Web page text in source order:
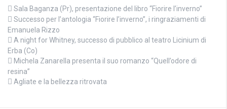
Sala Baganza (Pr), presentazione del libro “Fiorire l’inverno”
Successo per l’antologia “Fiorire l’inverno”, i ringraziamenti di
Emanuela Rizzo
A night for Whitney, successo di pubblico al teatro Licinium di
Erba (Co)
Michela Zanarella presenta il suo romanzo “Quell’odore di
resina”
Agliate e la bellezza ritrovata